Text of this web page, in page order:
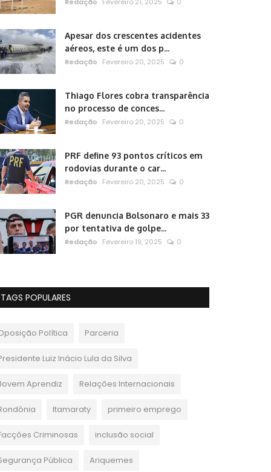
Apesar dos crescentes acidentes
aéreos, este é um dos p...
Redação Fevereiro 20, 2025 0
Thiago Flores cobra transparência
no processo de conces...
Redação Fevereiro 20, 2025 0
PRF define 93 pontos críticos em
rodovias durante o car...
Redação Fevereiro 20, 2025 0
PGR denuncia Bolsonaro e mais 33
por tentativa de golpe...
Redação Fevereiro 19, 2025 0
TAGS POPULARES
Política Parceria
Luiz Inácio Lula da Silva
Aprendiz Relações Internacionais
Itamaraty primeiro emprego
Criminosas inclusão social
Pública Ariquemes